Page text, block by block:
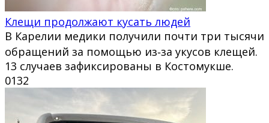
Клещи продолжают кусать людей
В Карелии медики получили почти три тысячи
обращений за помощью из‑за укусов клещей.
13 случаев зафиксированы в Костомукше.
0132